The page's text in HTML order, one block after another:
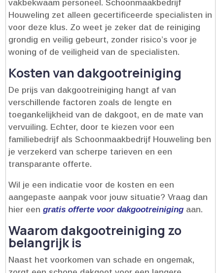
vakbekwaam personeel.​ Schoonmaakbedrijf
Houweling zet alleen gecertificeerde specialisten in
voor deze klus.​ Zo weet je zeker dat de reiniging
grondig en veilig gebeurt, zonder risico’s voor je
woning of de veiligheid van de specialisten.​
Kosten van dakgootreiniging
De prijs van dakgootreiniging hangt af van
verschillende factoren zoals de lengte en
toegankelijkheid van de dakgoot, en de mate van
vervuiling.​ Echter, door te kiezen voor een
familiebedrijf als Schoonmaakbedrijf Houweling ben
je verzekerd van scherpe tarieven en een
transparante offerte.​
Wil je een indicatie voor de kosten en een
aangepaste aanpak voor jouw situatie? Vraag dan
hier eengratis offerte voor dakgootreiniging aan.​
Waarom dakgootreiniging zo
belangrijk is
Naast het voorkomen van schade en ongemak,